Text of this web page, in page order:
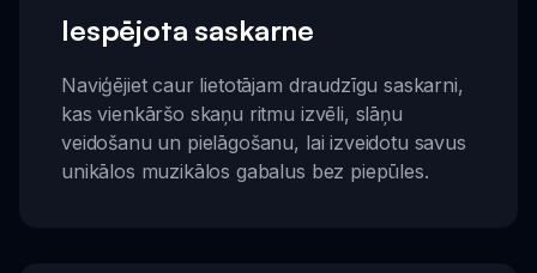
Iespējota saskarne
Naviģējiet caur lietotājam draudzīgu saskarni,
kas vienkāršo skaņu ritmu izvēli, slāņu
veidošanu un pielāgošanu, lai izveidotu savus
unikālos muzikālos gabalus bez piepūles.